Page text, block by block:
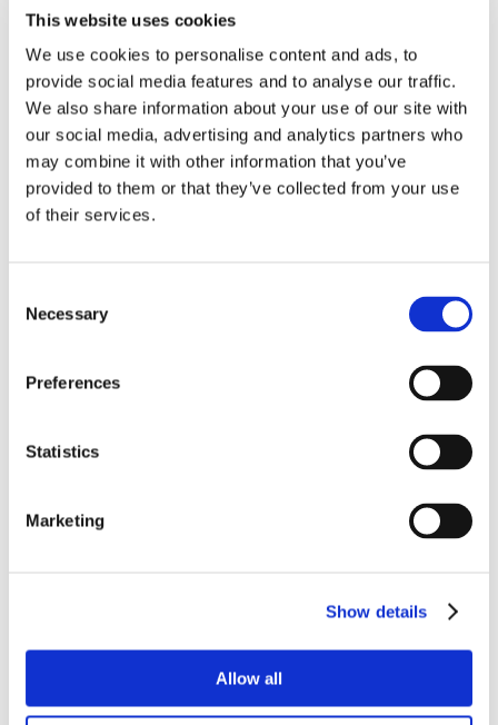
This website uses cookies
We use cookies to personalise content and ads, to
provide social media features and to analyse our traffic.
We also share information about your use of our site with
our social media, advertising and analytics partners who
may combine it with other information that you’ve
provided to them or that they’ve collected from your use
of their services.
Selection
Necessary
Preferences
Statistics
Marketing
Show details
Allow all
Einstufige vs. mehrstufige
Flexibilität
OctoCore bietet sowohl ein- als auch mehrstufige
Impingement-Froster, um spezifische Produkt- und
statisches IQF-Frosten oder schnelles Kühlen.
Kapazität auf begrenztem Raum. Unsere Experten
helfen Ihnen, die beste Lösung für Ihre Bedürfnisse
Geringe Dehydrierung, hohe
wodurch das Gewicht, die Textur und das Aussehen der
Meeresfrüchte und Fleischprodukte, bei denen sich die
Wasserbindung direkt auf die Rentabilität auswirkt.